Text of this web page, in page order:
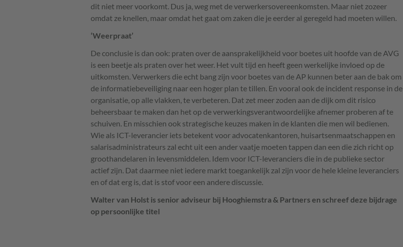
dit niet meer voorkomt. Dus ja, weg met de verwerkersovereenkomsten. Maar niet zozeer
omdat ze knellen, maar omdat het gaat om zaken die je eerder al geregeld had moeten willen.
‘Weerpraat’
De conclusie is dan ook: praten over de aansprakelijkheid voor boetes uit hoofde van de AVG
is een beetje als praten over het weer. Het vult tijd en heeft geen werkelijke invloed op de
uitkomsten. Verwerkers die echt bang zijn voor boetes van de AP kunnen beter aan de bak om
de informatiebeveiliging naar een hoger plan te tillen. En vooral ook de incident response in de
organisatie, op alle vlakken, te verbeteren. Dat zet meer zoden aan de dijk om dit risico
beheersbaar te maken dan het op de verwerkingsverantwoordelijke afnemer proberen af te
schuiven. En misschien ook strategische keuzes maken in de klanten die men wil bedienen.
Wie als ICT-leverancier iets betekent voor advocatenkantoren, huisartsenmaatschappen en
salarisadministrateurs zal echt uit een ander vaatje moeten tappen dan een die zich richt op
groothandelaren in levensmiddelen. Idem voor ICT-leveranciers die in de publieke sector
actief zijn. Dat daarmee niet iedere markt toegankelijk zal zijn voor de hele kleine leveranciers
en of dat erg is, dat is stof voor een andere discussie.
Walter van Holst is senior adviseur bij Hooghiemstra & Partners en schreef deze bijdrage
op persoonlijke titel